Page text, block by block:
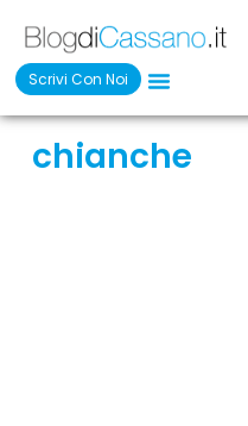
Scrivi Con Noi
chianche